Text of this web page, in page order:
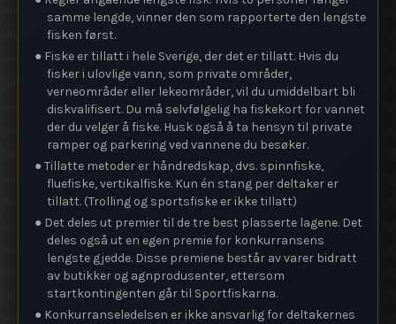
samme lengde, vinner den som rapporterte den lengste
fisken først.
● Fiske er tillatt i hele Sverige, der det er tillatt. Hvis du
fisker i ulovlige vann, som private områder,
verneområder eller lekeområder, vil du umiddelbart bli
diskvalifisert. Du må selvfølgelig ha fiskekort for vannet
der du velger å fiske. Husk også å ta hensyn til private
ramper og parkering ved vannene du besøker.
● Tillatte metoder er håndredskap, dvs. spinnfiske,
fluefiske, vertikalfiske. Kun én stang per deltaker er
tillatt. (Trolling og sportsfiske er ikke tillatt)
● Det deles ut premier til de tre best plasserte lagene. Det
deles også ut en egen premie for konkurransens
lengste gjedde. Disse premiene består av varer bidratt
av butikker og agnprodusenter, ettersom
startkontingenten går til Sportfiskarna.
● Konkurranseledelsen er ikke ansvarlig for deltakernes